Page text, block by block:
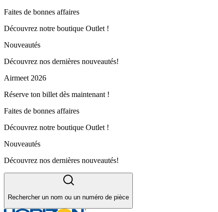
Faites de bonnes affaires
Découvrez notre boutique Outlet !
Nouveautés
Découvrez nos dernières nouveautés!
Airmeet 2026
Réserve ton billet dès maintenant !
Faites de bonnes affaires
Découvrez notre boutique Outlet !
Nouveautés
Découvrez nos dernières nouveautés!
Rechercher un nom ou un numéro de pièce